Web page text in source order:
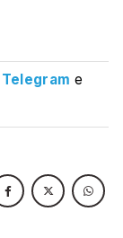
Telegram e